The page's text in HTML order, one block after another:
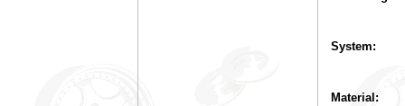
System:
Material: